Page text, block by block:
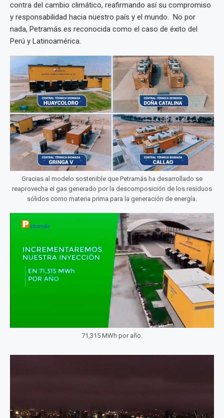
contra del cambio climático, reafirmando así su compromiso
y responsabilidad hacia nuestro país y el mundo. No por
nada, Petramás es reconocida como el caso de éxito del
Perú y Latinoamérica.
Gracias al modelo sostenible que Petramás ha desarrollado se
reaprovecha el gas generado por la descomposición de los residuos
sólidos como materia prima para la generación de energía.
71,315 MWh por año.